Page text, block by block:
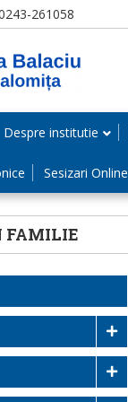
261058
Despre institutie
Sesizari Online
FAMILIE